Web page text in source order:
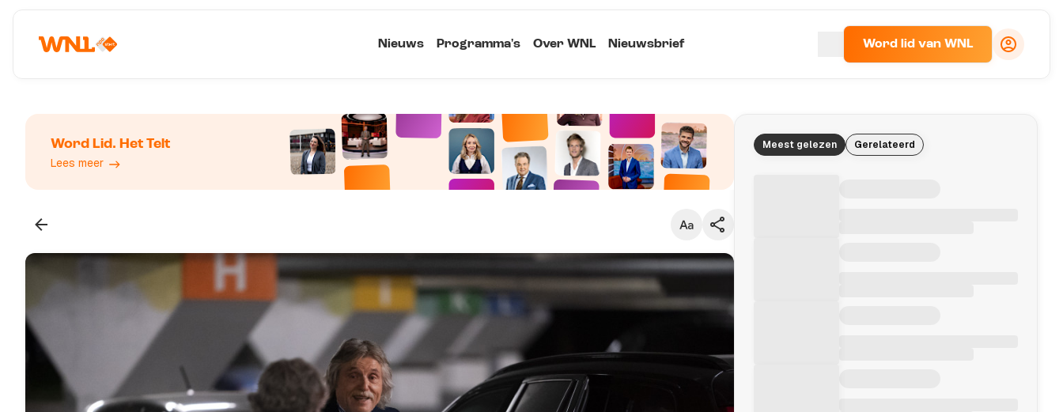
Nieuws Programma's Over WNL Nieuwsbrief Word lid van WNL
Word Lid. Het Telt
Lees meer
Klein
Standaard
Kopieer link
Meest gelezen Gerelateerd